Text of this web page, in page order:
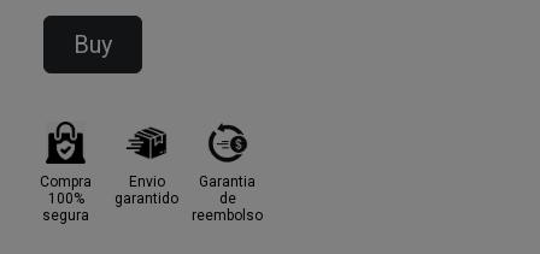
Buy
Compra
100%
segura
Envio
garantido
Garantia
de
reembolso